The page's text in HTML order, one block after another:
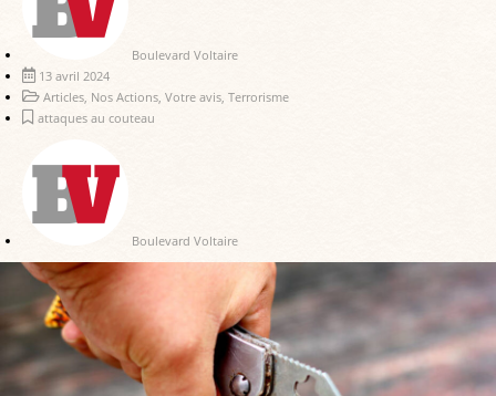
Boulevard Voltaire
13 avril 2024
Articles Nos Actions Votre avis Terrorisme
attaques au couteau
Boulevard Voltaire